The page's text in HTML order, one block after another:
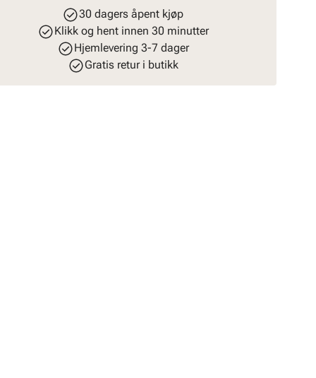
30 dagers åpent kjøp
Klikk og hent innen 30 minutter
Hjemlevering 3-7 dager
Gratis retur i butikk